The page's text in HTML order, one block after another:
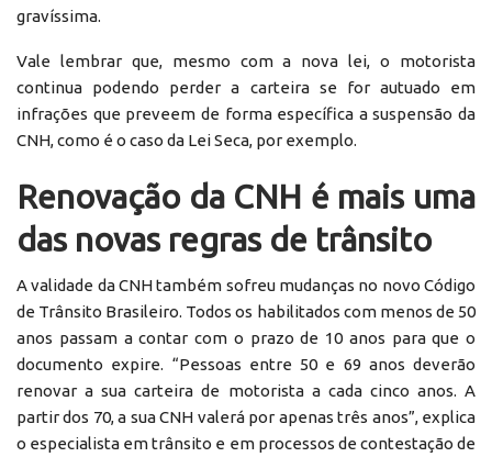
gravíssima.
Vale lembrar que, mesmo com a nova lei, o motorista
continua podendo perder a carteira se for autuado em
infrações que preveem de forma específica a suspensão da
CNH, como é o caso da Lei Seca, por exemplo.
Renovação da CNH é mais uma
das novas regras de trânsito
A validade da CNH também sofreu mudanças no novo Código
de Trânsito Brasileiro. Todos os habilitados com menos de 50
anos passam a contar com o prazo de 10 anos para que o
documento expire. “Pessoas entre 50 e 69 anos deverão
renovar a sua carteira de motorista a cada cinco anos. A
partir dos 70, a sua CNH valerá por apenas três anos”, explica
o especialista em trânsito e em processos de contestação de